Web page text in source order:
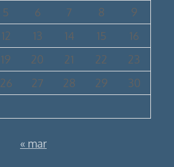
5 6 7 8
9
12 13 14 15
16
19 20 21 22
23
26 27 28 29
30
« mar